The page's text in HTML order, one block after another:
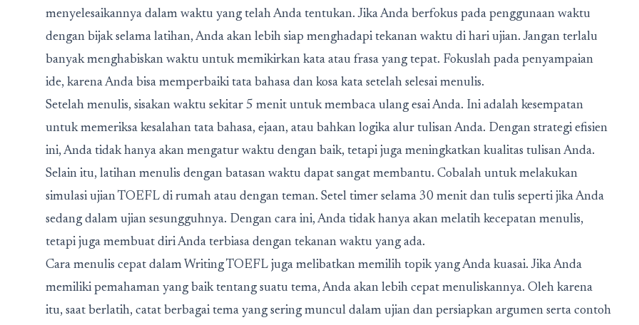
menyelesaikannya dalam waktu yang telah Anda tentukan. Jika Anda berfokus pada penggunaan waktu
dengan bijak selama latihan, Anda akan lebih siap menghadapi tekanan waktu di hari ujian. Jangan terlalu
banyak menghabiskan waktu untuk memikirkan kata atau frasa yang tepat. Fokuslah pada penyampaian
ide, karena Anda bisa memperbaiki tata bahasa dan kosa kata setelah selesai menulis.
Setelah menulis, sisakan waktu sekitar 5 menit untuk membaca ulang esai Anda. Ini adalah kesempatan
untuk memeriksa kesalahan tata bahasa, ejaan, atau bahkan logika alur tulisan Anda. Dengan strategi efisien
ini, Anda tidak hanya akan mengatur waktu dengan baik, tetapi juga meningkatkan kualitas tulisan Anda.
Selain itu, latihan menulis dengan batasan waktu dapat sangat membantu. Cobalah untuk melakukan
simulasi ujian TOEFL di rumah atau dengan teman. Setel timer selama 30 menit dan tulis seperti jika Anda
sedang dalam ujian sesungguhnya. Dengan cara ini, Anda tidak hanya akan melatih kecepatan menulis,
tetapi juga membuat diri Anda terbiasa dengan tekanan waktu yang ada.
Cara menulis cepat dalam Writing TOEFL juga melibatkan memilih topik yang Anda kuasai. Jika Anda
memiliki pemahaman yang baik tentang suatu tema, Anda akan lebih cepat menuliskannya. Oleh karena
itu, saat berlatih, catat berbagai tema yang sering muncul dalam ujian dan persiapkan argumen serta contoh